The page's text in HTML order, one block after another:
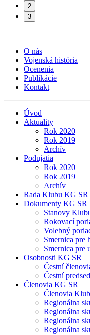
2
3
O nás
Vojenská história
Ocenenia
Publikácie
Kontakt
Úvod
Aktuality
Rok 2020
Rok 2019
Archív
Podujatia
Rok 2020
Rok 2019
Archív
Rada Klubu KG SR
Dokumenty KG SR
Stanovy
Rokovací
Volebný
Smernica pre
Smernica pre
Osobnosti KG SR
Čestní
Čestní
Členovia KG SR
Členovia
Regionálna
Regionálna
Regionálna
Regionálna